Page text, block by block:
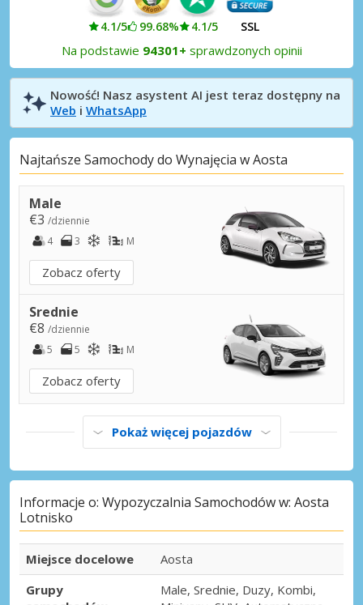
4.1/5 99.68% 4.1/5 SSL
Na podstawie 94301+ sprawdzonych opinii
Nowość! Nasz asystent AI jest teraz dostępny na
Web i WhatsApp
Najtańsze Samochody do Wynajęcia w Aosta
Male
€3 /dziennie
4
3 M
Zobacz oferty
Srednie
€8 /dziennie
5
5 M
Zobacz oferty
Pokaż więcej pojazdów
Informacje o: Wypozyczalnia Samochodów w: Aosta
Lotnisko
Miejsce docelowe
Aosta
Grupy
Male, Srednie, Duzy, Kombi,